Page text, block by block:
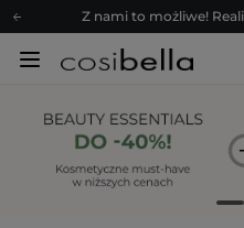
Z nami to możliwe!
Poleć nas i zyskaj
Bezpłatne
Z nami to możliwe!
Poleć nas i zyskaj
Zapisz się na